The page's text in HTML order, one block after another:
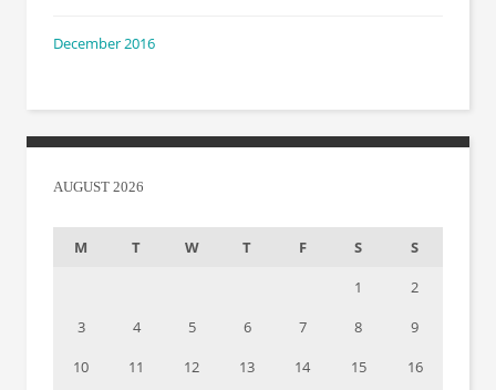
December 2016
AUGUST 2026
M T W T F S
S
1
2
3
4 5 6 7 8
9
10
11 12 13 14 15 16